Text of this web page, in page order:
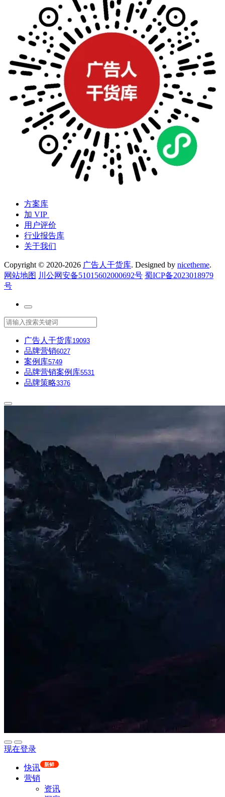
方案库
加 VIP
用户评价
行业报告库
关于我们
Copyright © 2020-2026 广告人干货库. Designed by nicetheme.
网站地图 川公网安备51015602000692号 蜀ICP备2023018979
号
广告人干货库19093
品牌营销6027
案例库5749
品牌营销案例库5531
品牌策略3376
现在登录
快讯 新鲜
营销
资讯